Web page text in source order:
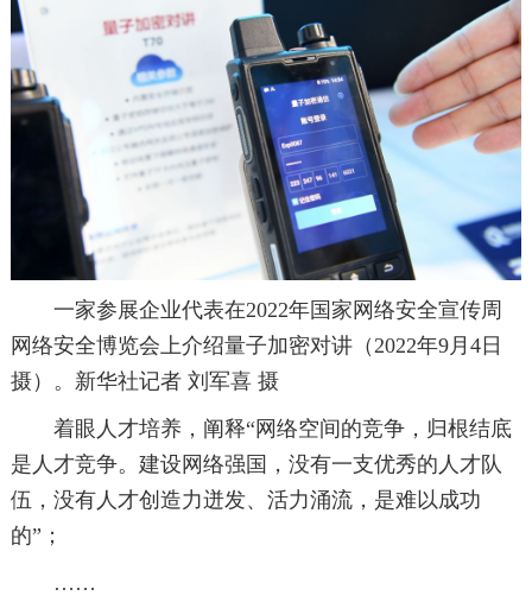
一家参展企业代表在2022年国家网络安全宣传周
网络安全博览会上介绍量子加密对讲（2022年9月4日
摄）。新华社记者 刘军喜 摄
着眼人才培养，阐释“网络空间的竞争，归根结底
是人才竞争。建设网络强国，没有一支优秀的人才队
伍，没有人才创造力迸发、活力涌流，是难以成功
的”；
……